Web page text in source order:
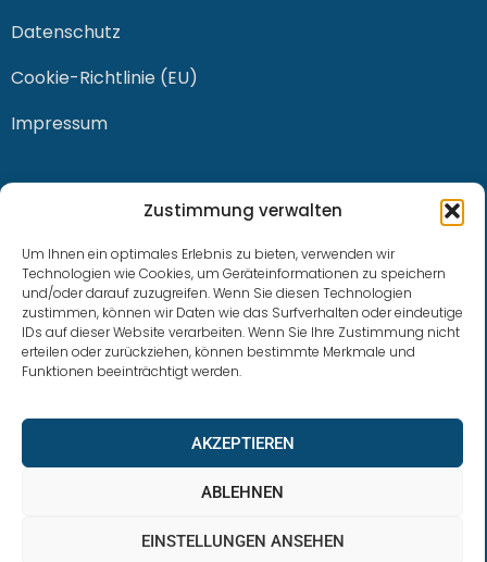
Zustimmung verwalten
Um Ihnen ein optimales Erlebnis zu bieten, verwenden wir
Technologien wie Cookies, um Geräteinformationen zu speichern
und/oder darauf zuzugreifen. Wenn Sie diesen Technologien
zustimmen, können wir Daten wie das Surfverhalten oder eindeutige
IDs auf dieser Website verarbeiten. Wenn Sie Ihre Zustimmung nicht
erteilen oder zurückziehen, können bestimmte Merkmale und
Funktionen beeinträchtigt werden.
AKZEPTIEREN
ABLEHNEN
EINSTELLUNGEN ANSEHEN
Datenschutz
Cookie-Richtlinie (EU)
Impressum
0228 / 915 614 81
klaus.buhl@libra-invest.de
LIBRAInvest © 2023 | Design by SOFTWARESTUBE